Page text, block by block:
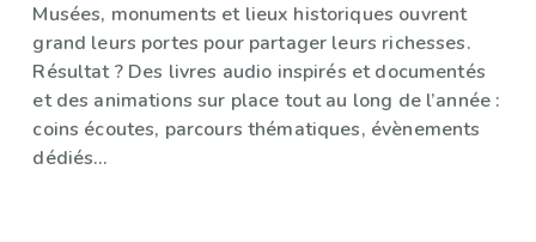
Musées, monuments et lieux historiques ouvrent
grand leurs portes pour partager leurs richesses.
Résultat ? Des livres audio inspirés et documentés
et des animations sur place tout au long de l’année :
coins écoutes, parcours thématiques, évènements
dédiés…